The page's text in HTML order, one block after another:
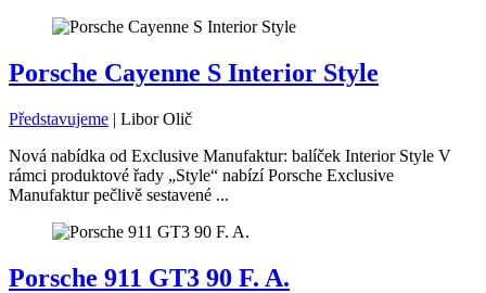
Porsche Cayenne S Interior Style
Představujeme | Libor Olič
Nová nabídka od Exclusive Manufaktur: balíček Interior Style V
rámci produktové řady „Style“ nabízí Porsche Exclusive
Manufaktur pečlivě sestavené ...
Porsche 911 GT3 90 F. A.